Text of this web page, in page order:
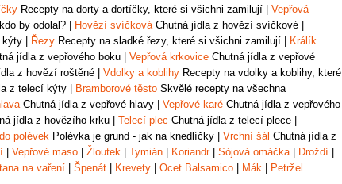
Recepty na dorty a dortíčky, které si všichni zamilují
Vepřová
by odolal? Hovězí svíčkováChutná jídla z hovězí svíčkové
kýty Řezy Recepty na sladké řezy, které si všichni zamilují
Králík
jídla z vepřového boku Vepřová krkovice Chutná jídla z vepřové
z hovězí roštěné Vdolky a koblihy Recepty na vdolky a koblihy, které
z telecí kýty Bramborové těsto Skvělé recepty na všechna
Chutná jídla z vepřové hlavy Vepřové karé Chutná jídla z vepřového
jídla z hovězího krku Telecí plec Chutná jídla z telecí plece
polévek Polévka je grund - jak na knedlíčky Vrchní šál Chutná jídla z
Vepřové maso Žloutek Tymián Koriandr| Sójová omáčka| Droždí
na vaření Špenát Krevety Ocet Balsamico Mák
Petržel